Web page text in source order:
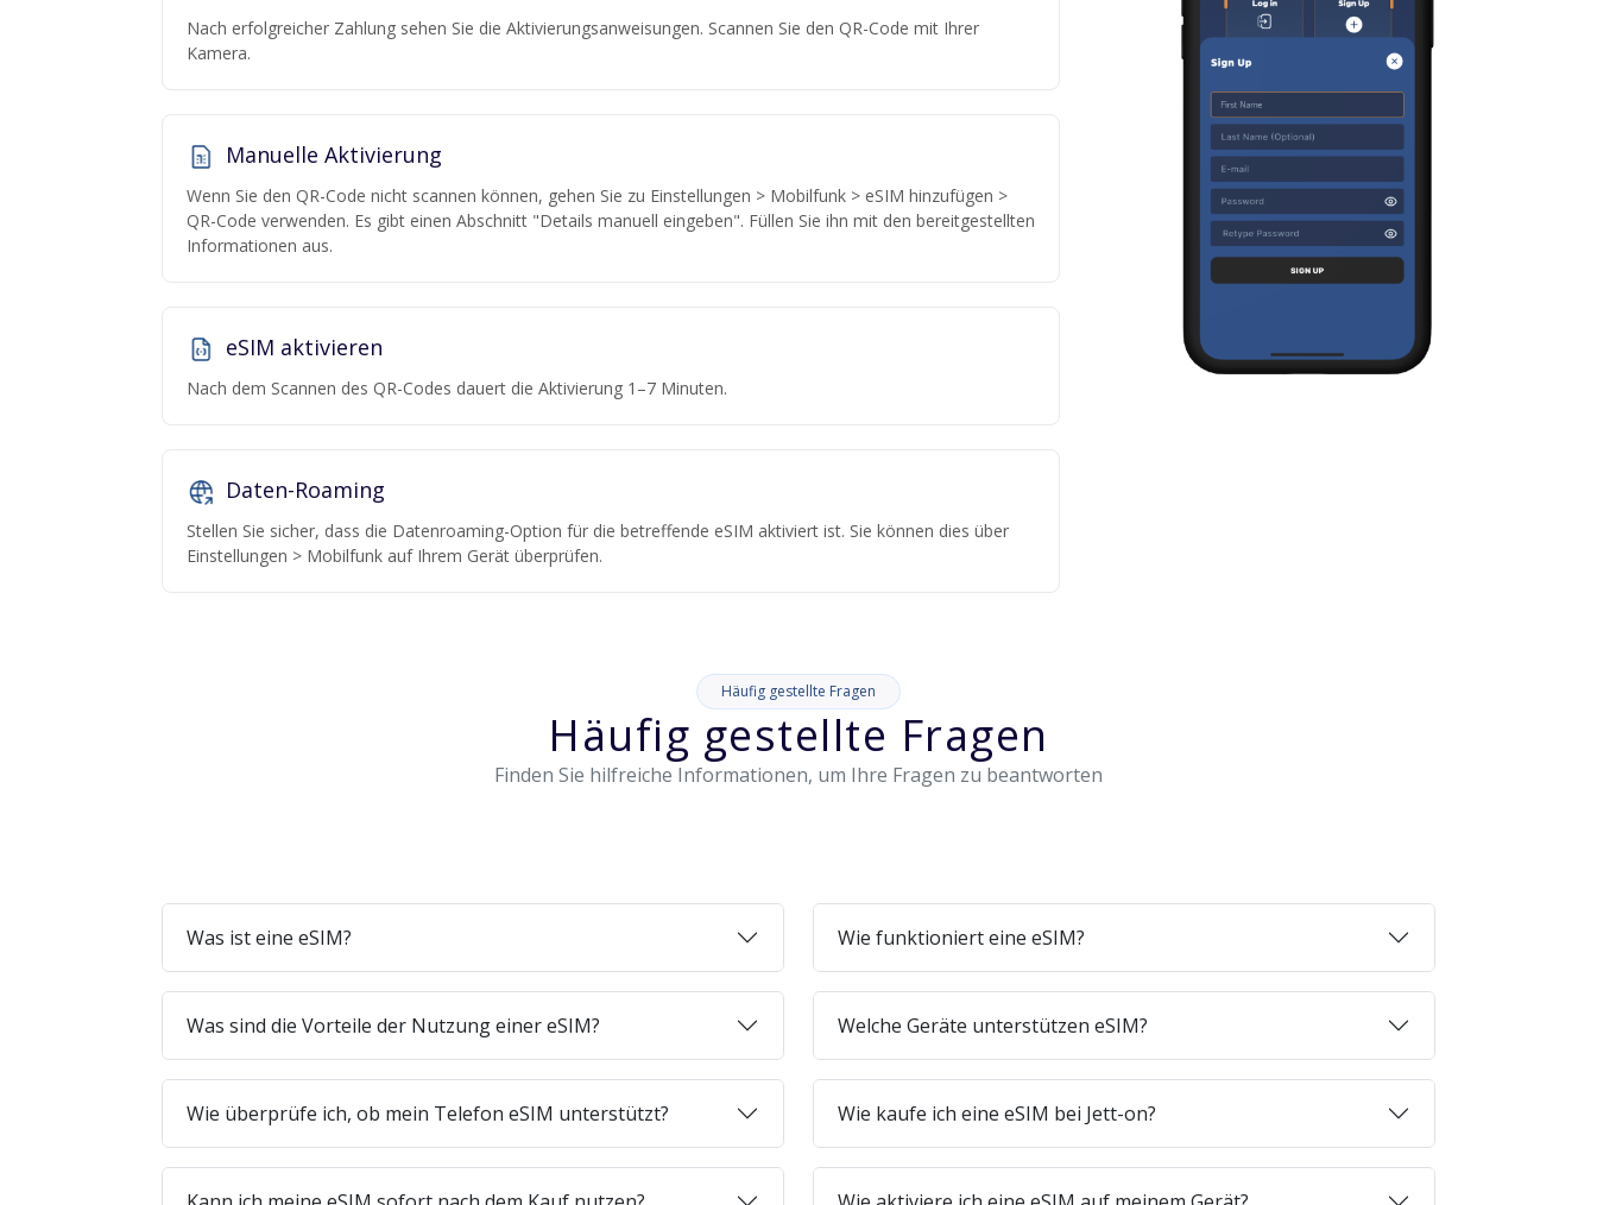
Nach erfolgreicher Zahlung sehen Sie die Aktivierungsanweisungen. Scannen Sie den QR-Code mit Ihrer
Kamera.
Manuelle Aktivierung
Wenn Sie den QR-Code nicht scannen können, gehen Sie zu Einstellungen > Mobilfunk > eSIM hinzufügen >
QR-Code verwenden. Es gibt einen Abschnitt "Details manuell eingeben". Füllen Sie ihn mit den bereitgestellten
Informationen aus.
eSIM aktivieren
Nach dem Scannen des QR-Codes dauert die Aktivierung 1–7 Minuten.
Daten-Roaming
Stellen Sie sicher, dass die Datenroaming-Option für die betreffende eSIM aktiviert ist. Sie können dies über
Einstellungen > Mobilfunk auf Ihrem Gerät überprüfen.
Häufig gestellte Fragen
Häufig gestellte Fragen
Finden Sie hilfreiche Informationen, um Ihre Fragen zu beantworten
Was ist eine eSIM? Wie funktioniert eine eSIM?
Was sind die Vorteile der Nutzung einer eSIM? Welche Geräte unterstützen eSIM?
Wie überprüfe ich, ob mein Telefon eSIM unterstützt? Wie kaufe ich eine eSIM bei Jett-on?